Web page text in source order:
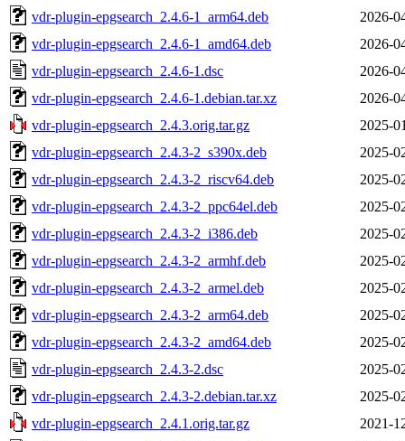
vdr-plugin-epgsearch_2.4.6-1_arm64.deb
2026-
vdr-plugin-epgsearch_2.4.6-1_amd64.deb
2026-
vdr-plugin-epgsearch_2.4.6-1.dsc
2026-
vdr-plugin-epgsearch_2.4.6-1.debian.tar.xz
2026-
vdr-plugin-epgsearch_2.4.3.orig.tar.gz
2025-
vdr-plugin-epgsearch_2.4.3-2_s390x.deb
2025-
vdr-plugin-epgsearch_2.4.3-2_riscv64.deb
2025-
vdr-plugin-epgsearch_2.4.3-2_ppc64el.deb
2025-
vdr-plugin-epgsearch_2.4.3-2_i386.deb
2025-
vdr-plugin-epgsearch_2.4.3-2_armhf.deb
2025-
vdr-plugin-epgsearch_2.4.3-2_armel.deb
2025-
vdr-plugin-epgsearch_2.4.3-2_arm64.deb
2025-
vdr-plugin-epgsearch_2.4.3-2_amd64.deb
2025-
vdr-plugin-epgsearch_2.4.3-2.dsc
2025-
vdr-plugin-epgsearch_2.4.3-2.debian.tar.xz
2025-
vdr-plugin-epgsearch_2.4.1.orig.tar.gz
2021-